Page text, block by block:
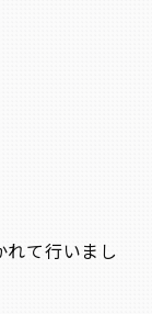
て行いまし